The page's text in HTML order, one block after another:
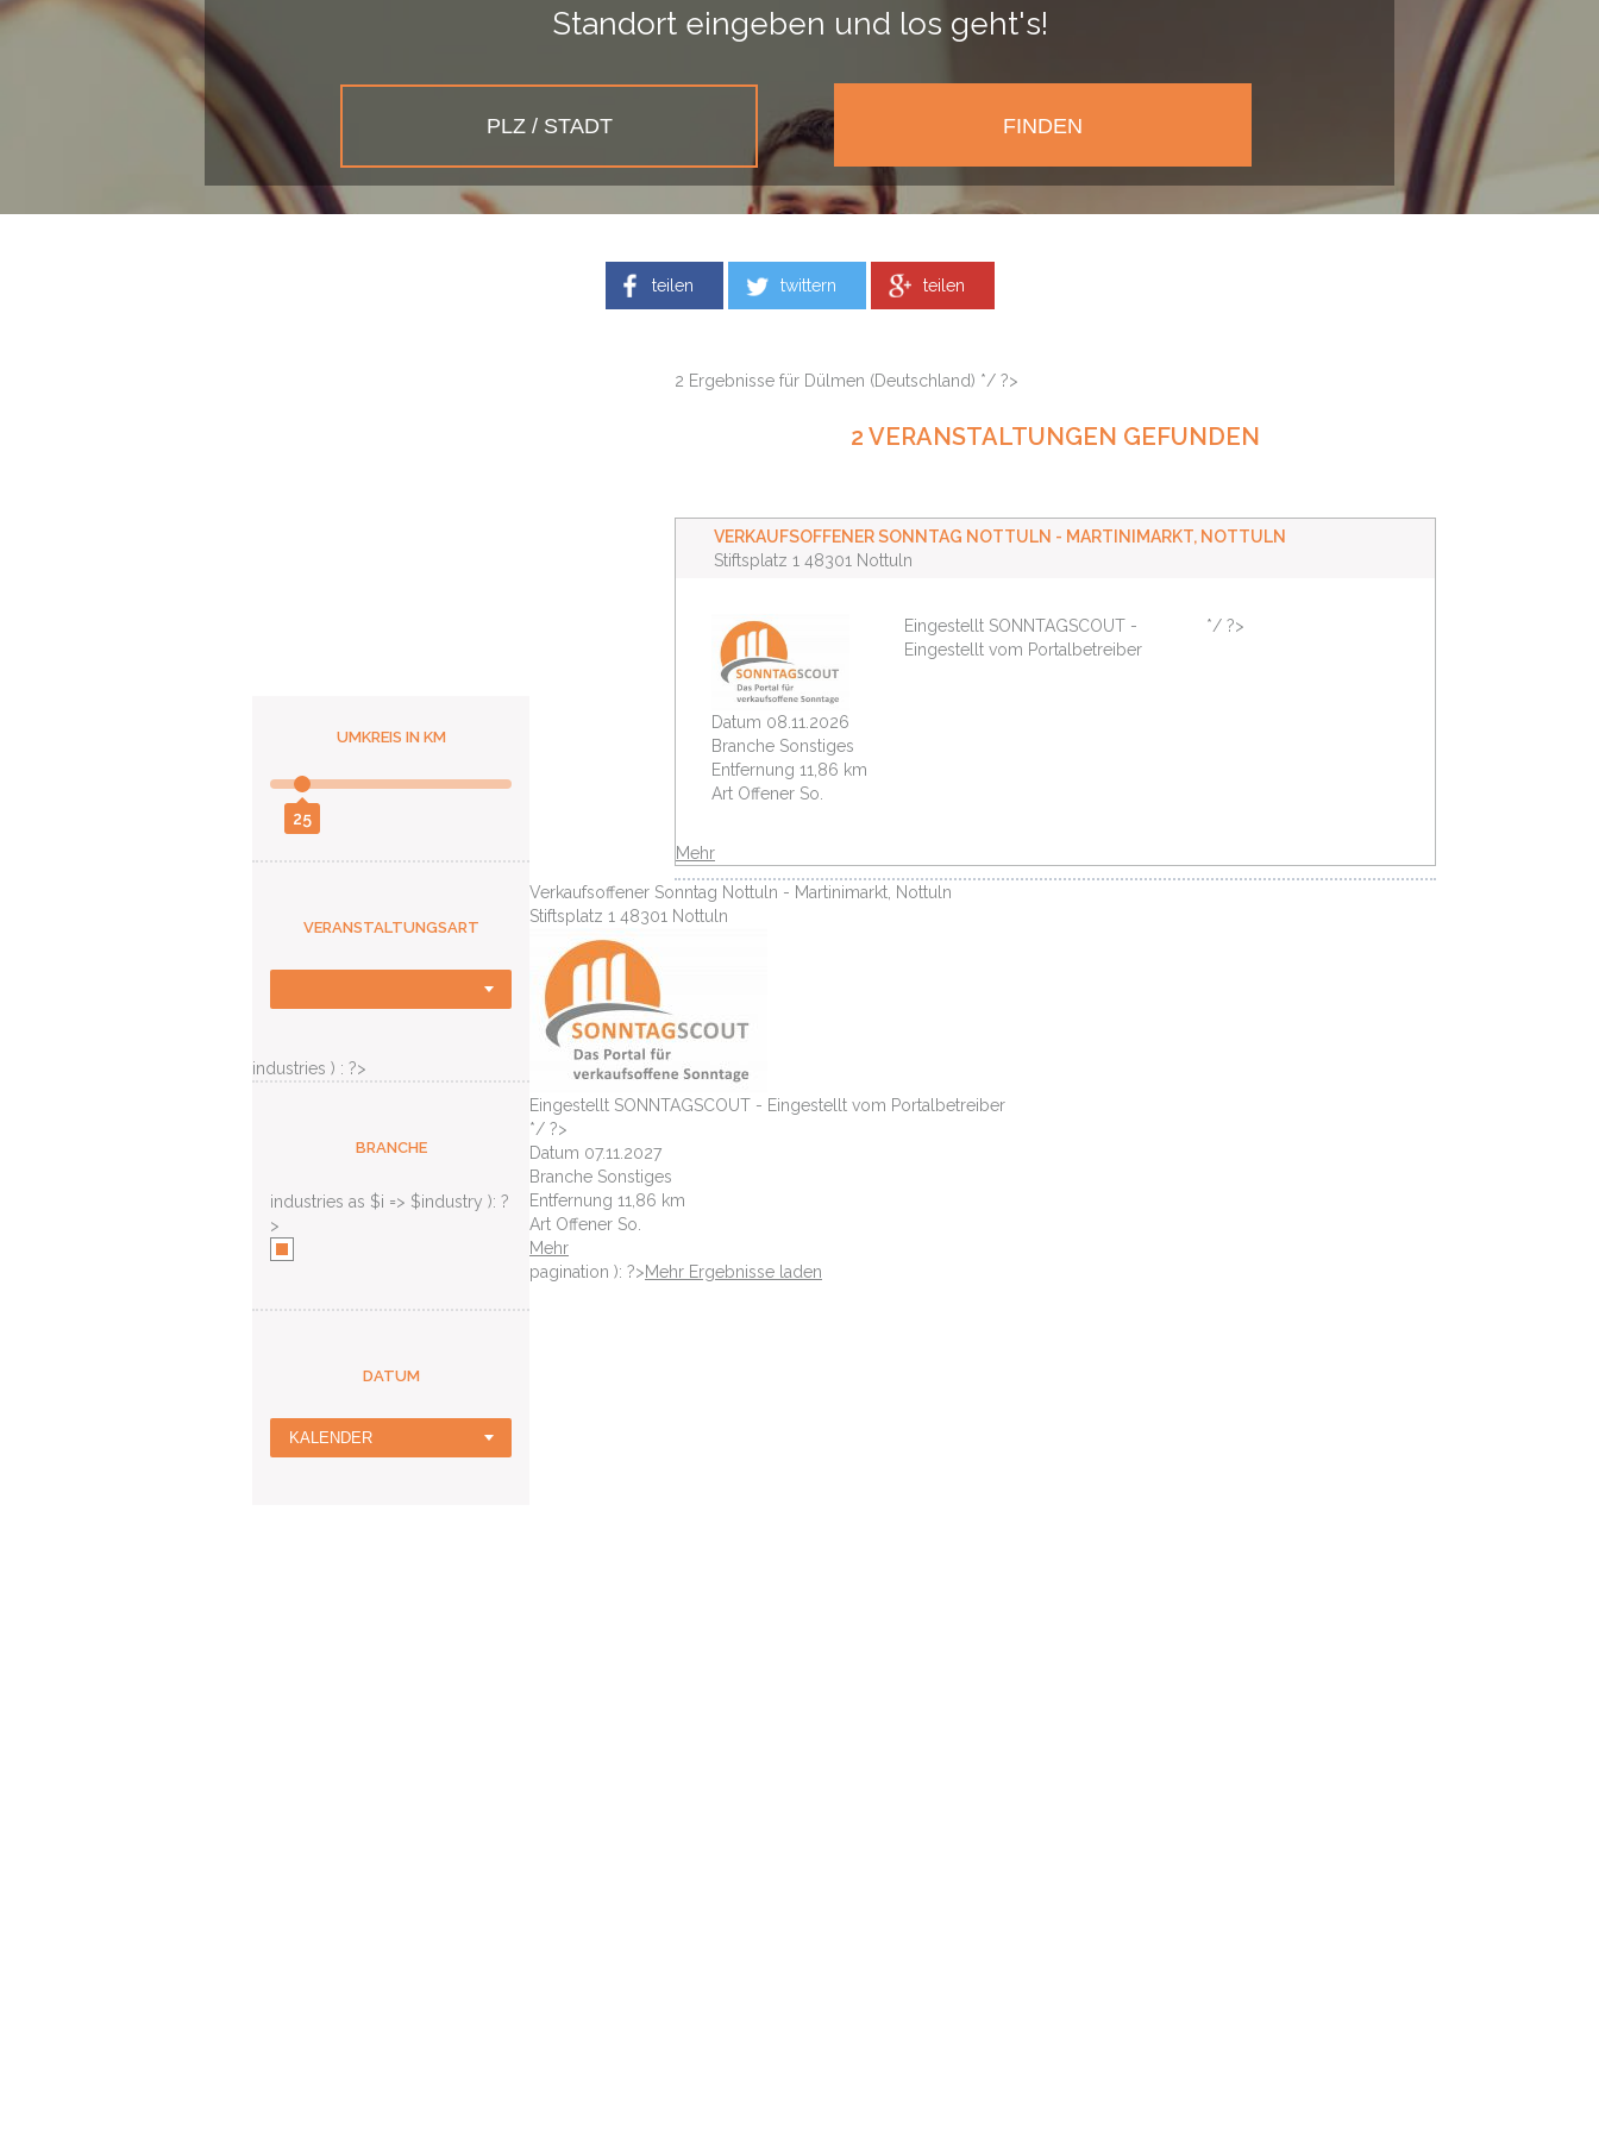
Standort eingeben und los geht's!
teilen twittern teilen
UMKREIS IN KM
25
VERANSTALTUNGSART
industries ) : ?>
BRANCHE
industries as $i => $industry ): ?
>
DATUM
2 Ergebnisse für Dülmen (Deutschland) */ ?>
2 VERANSTALTUNGEN GEFUNDEN
VERKAUFSOFFENER SONNTAG NOTTULN - MARTINIMARKT, NOTTULN
Stiftsplatz 1 48301 Nottuln
Eingestellt SONNTAGSCOUT -
Eingestellt vom Portalbetreiber
*/ ?>
Datum 08.11.2026
Branche Sonstiges
Entfernung 11,86 km
Art Offener So.
Mehr
Verkaufsoffener Sonntag Nottuln - Martinimarkt, Nottuln
Stiftsplatz 1 48301 Nottuln
Eingestellt SONNTAGSCOUT - Eingestellt vom Portalbetreiber
*/ ?>
Datum 07.11.2027
Branche Sonstiges
Entfernung 11,86 km
Art Offener So.
Mehr
pagination ): ?>Mehr Ergebnisse laden